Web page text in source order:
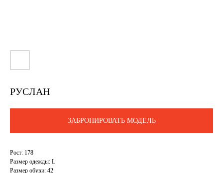
РУСЛАН
ЗАБРОНИРОВАТЬ МОДЕЛЬ
Рост: 178
Размер одежды: L
Размер обуви: 42